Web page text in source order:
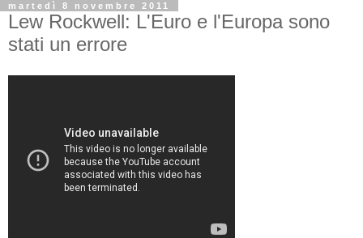
martedì 8 novembre 2011
Lew Rockwell: L'Euro e l'Europa sono
stati un errore